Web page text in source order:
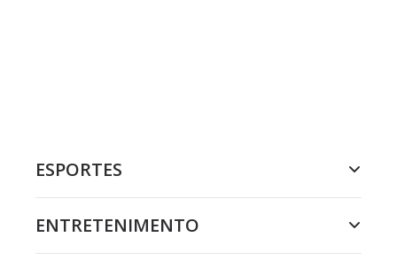
ESPORTES
ENTRETENIMENTO